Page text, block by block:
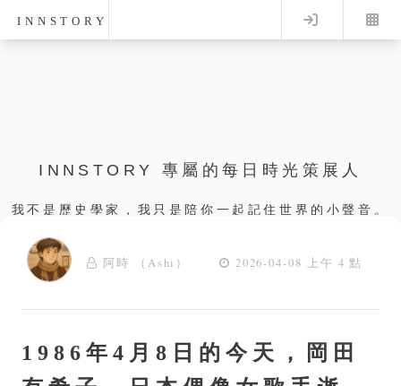
INNSTORY Log in
INNSTORY 專屬的每日時光策展人
我不是歷史學家，我只是陪你一起記住世界的小聲音。
阿時 （Ashi） 2026-04-08 上午 4 點
1986年4月8日的今天，岡田